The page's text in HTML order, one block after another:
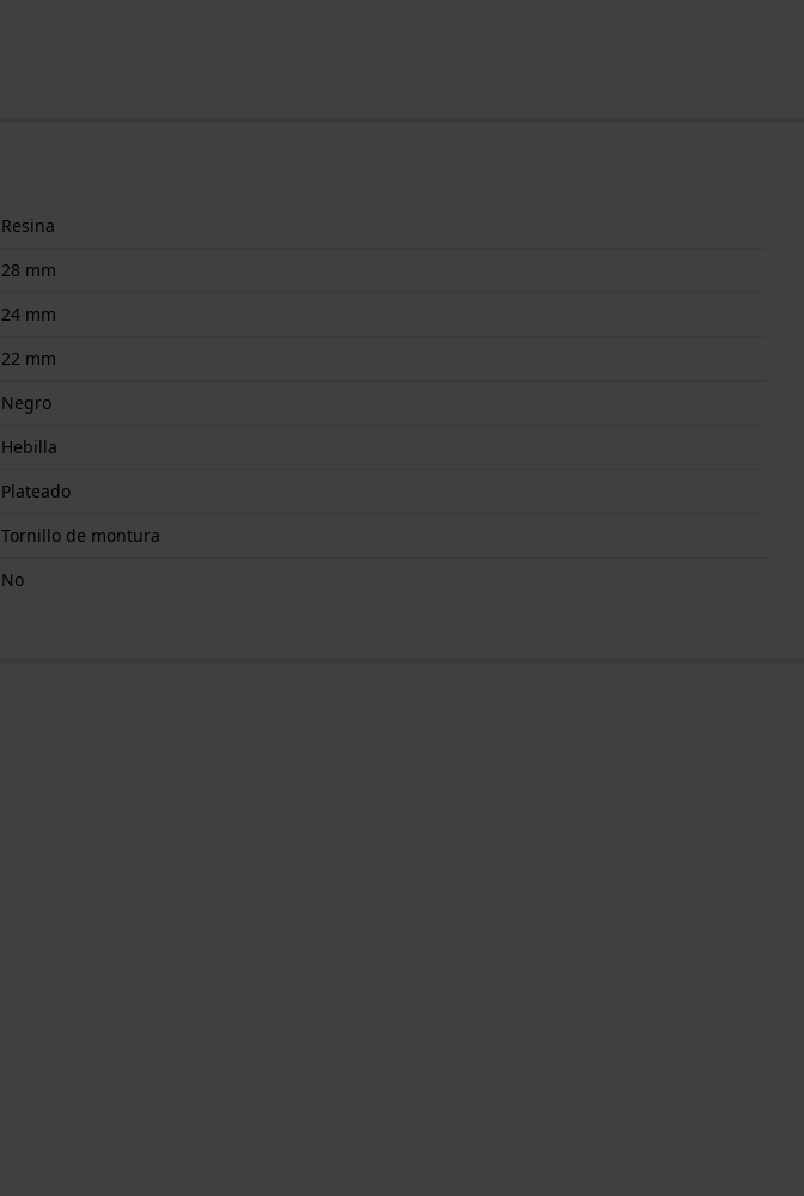
Resina
28 mm
24 mm
22 mm
Negro
Hebilla
Plateado
Tornillo de montura
No